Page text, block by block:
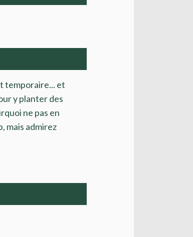
temporaire... et
y planter des
ne pas en
mais admirez